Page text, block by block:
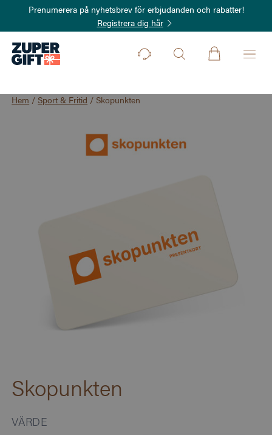
Prenumerera på nyhetsbrev för erbjudanden och rabatter!
Registrera dig här
Hem /Sport & Fritid /Skopunkten
Skopunkten
VÄRDE